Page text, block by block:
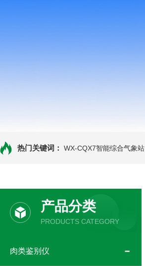
热门关键词： WX-CQX7智能综合气象站
产品分类
PRODUCTS CATEGORY
肉类鉴别仪